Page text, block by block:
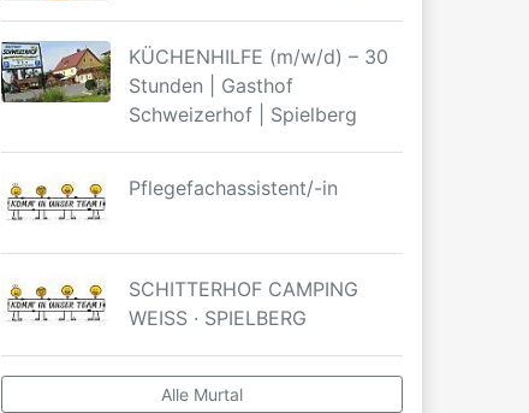
KÜCHENHILFE (m/w/d) – 30
Stunden | Gasthof
Schweizerhof | Spielberg
Pflegefachassistent/-in
SCHITTERHOF CAMPING
WEISS · SPIELBERG
Alle Murtal